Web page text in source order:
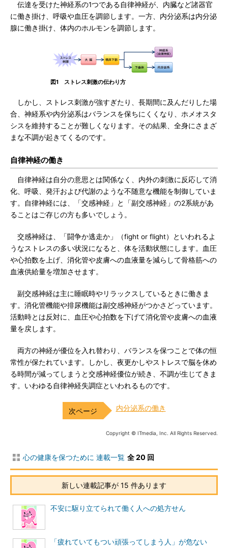
伝達を受けた神経系の1つである自律神経が、内臓など諸器官
に働き掛け、呼吸や血圧を調節します。一方、内分泌系は内分泌
腺に働き掛け、体内のホルモンを調節します。
図1 ストレス刺激の伝わり方
しかし、ストレス刺激が強すぎたり、長期間に及んだりした場
合、神経系や内分泌系はバランスを保ちにくくなり、ホメオスタ
シスを維持することが難しくなります。その結果、全身にさまざ
まな不調が起きてくるのです。
自律神経の働き
自律神経は自分の意思とは関係なく、内外の刺激に反応して消
化、呼吸、発汗および代謝のような不随意な機能を制御していま
す。自律神経には、「交感神経」と「副交感神経」の2系統があ
ることはご存じの方も多いでしょう。
交感神経は、「闘争か逃走か」（fight or flight）といわれるよ
うなストレスの多い状況になると、体を活動状態にします。血圧
や心拍数を上げ、消化管や皮膚への血液量を減らして骨格筋への
血液供給量を増加させます。
副交感神経は主に睡眠時やリラックスしているときに働きま
す。消化管機能や排尿機能は副交感神経がつかさどっています。
活動時とは反対に、血圧や心拍数を下げて消化管や皮膚への血液
量を戻します。
両方の神経が優位を入れ替わり、バランスを保つことで体の恒
常性が保たれています。しかし、夜更かしやストレスで脳を休め
る時間が減ってしまうと交感神経優位が続き、不調が生じてきま
す。いわゆる自律神経失調症といわれるものです。
内分泌系の働き
Copyright © ITmedia, Inc. All Rights Reserved.
心の健康を保つために 連載一覧 全 20 回
新しい連載記事が 15 件あります
不安に駆り立てられて働く人への処方せん
「疲れていてもつい頑張ってしまう人」が危ない